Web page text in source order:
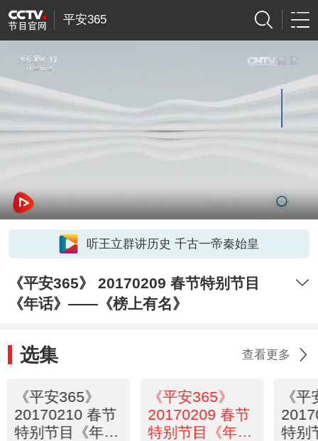
平安365
听王立群讲历史 千古一帝秦始皇
《平安365》 20170209 春节特别节目
《年话》——《榜上有名》
选集 查看更多
《平安365》
20170210 春节
特别节目《年
《平安365》
20170209 春节
特别节目《年
《
特别